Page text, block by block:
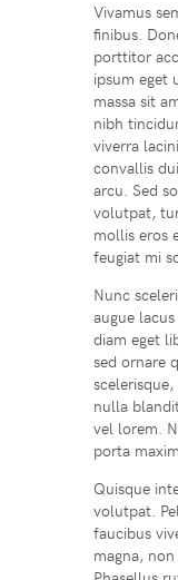
Vivamus
finibus.
porttitor
ipsum eget
massa sit
nibh
viverra
convallis
arcu. Sed
volutpat,
mollis eros
feugiat mi
Nunc
augue
diam eget
sed ornare
nulla
vel lorem.
porta
Quisque
volutpat.
faucibus
magna,